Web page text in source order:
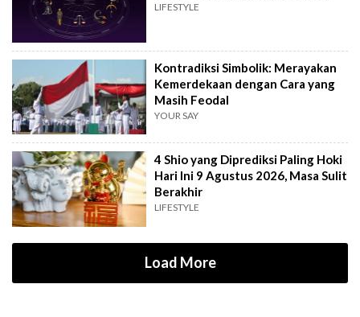
LIFESTYLE
Kontradiksi Simbolik: Merayakan
Kemerdekaan dengan Cara yang
Masih Feodal
YOUR SAY
4 Shio yang Diprediksi Paling Hoki
Hari Ini 9 Agustus 2026, Masa Sulit
Berakhir
LIFESTYLE
Load More